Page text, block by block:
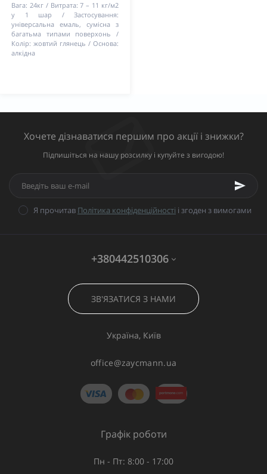
Вага: 24кг Витрата: 7 – 11 кг/м2
у 1 шар
Застосування:
універсальна емаль, сумісна з
багатьма типами поверхонь
Колір: жовтий глянець
Основа:
алкідна
Хочете дізнаватися першим про акції і знижки?
Підпишіться на нашу розсилку і купуйте з вигодою!
Я прочитав Політика конфіденційності і згоден з вимогами
+380442510306
ЗВ'ЯЗАТИСЯ З НАМИ
Україна, Київ
office@zaycmann.ua
Графік роботи
Пн - Пт: 8:00 - 17:00